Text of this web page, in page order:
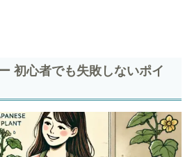
初心者でも失敗しないポイ